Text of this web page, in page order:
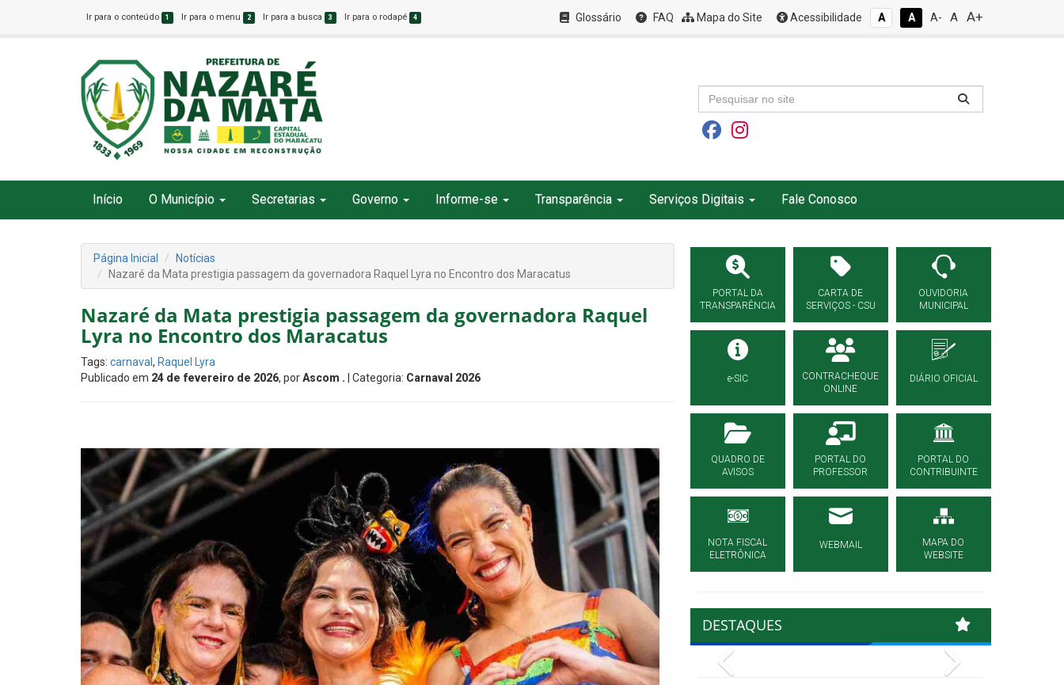
Ir para o conteúdo 1 Ir para o menu 2 Ir para a busca 3 Ir para o rodapé 4 Glossário FAQ Mapa do Site Acessibilidade A A A- A A+
Início O Município Secretarias Governo Informe-se Transparência Serviços Digitais Fale Conosco
Página Inicial
Notícias
Nazaré da Mata prestigia passagem da governadora Raquel Lyra no Encontro dos Maracatus
Nazaré da Mata prestigia passagem da governadora Raquel
Lyra no Encontro dos Maracatus
Tags: carnaval , Raquel Lyra
Publicado em 24 de fevereiro de 2026, porAscom . | Categoria: Carnaval 2026
PORTAL DA
TRANSPARÊNCIA
CARTA DE
SERVIÇOS - CSU
OUVIDORIA
MUNICIPAL
e-SIC
CONTRACHEQUE
ONLINE
DIÁRIO OFICIAL
QUADRO DE
AVISOS
PORTAL DO
PROFESSOR
PORTAL DO
CONTRIBUINTE
NOTA FISCAL
ELETRÔNICA
WEBMAIL
MAPA DO
WEBSITE
DESTAQUES